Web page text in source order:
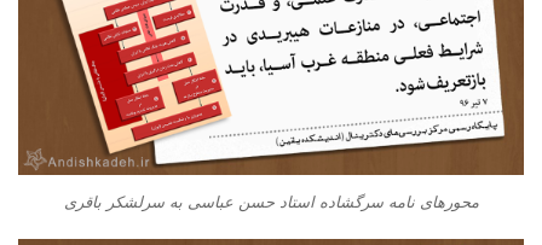
محورهای نامه سرگشاده استاد حسن عباسی به سرلشکر باقری